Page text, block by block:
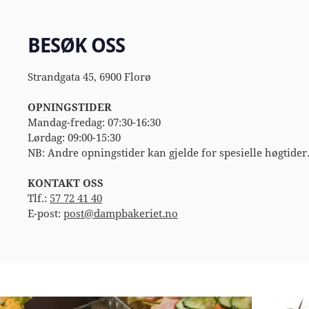
BESØK OSS
Strandgata 45, 6900 Florø
OPNINGSTIDER
Mandag-fredag: 07:30-16:30
Lørdag: 09:00-15:30
NB: Andre opningstider kan gjelde for spesielle høgtider.
KONTAKT OSS
Tlf.: 57 72 41 40
E-post: post@dampbakeriet.no